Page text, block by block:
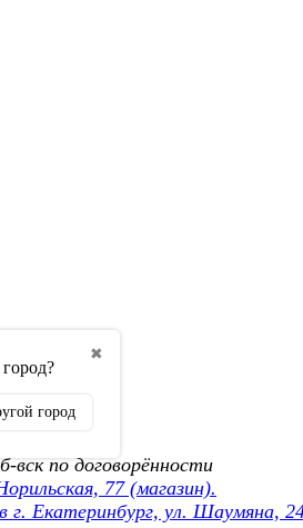
✖
город
по договорённости
77 (магазин).
г. Екатеринбург, ул. Шаумяна,